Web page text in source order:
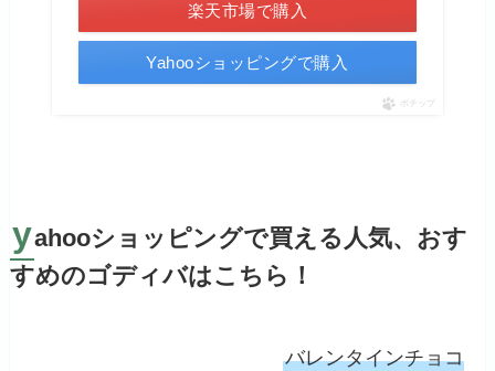
楽天市場で購入
Yahooショッピングで購入
ポチップ
yahooショッピングで買える人気、おす
すめのゴディバはこちら！
バレンタインチョコ